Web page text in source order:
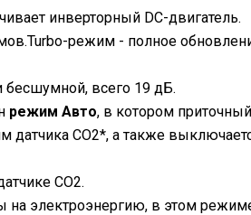
инверторный DC-двигатель.
режим - полное
бесшумной, всего 19 дБ.
режим Авто, в котором
датчика CO2*, а также
CO2.
электроэнергию, в этом